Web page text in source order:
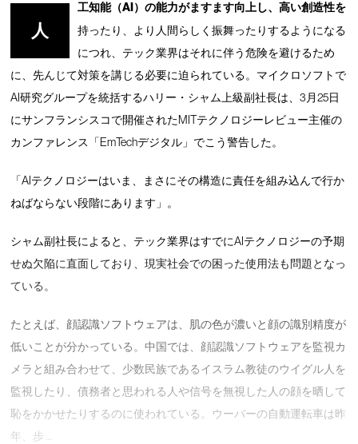
人
工知能（AI）の能力がますます向上し、高い創造性を
持ったり、より人間らしく振舞ったりするようになる
につれ、テック業界はそれに伴う危険を避けるため
に、先んじて対策を講じる必要に迫られている。マイクロソフトで
AI研究グループを統括するハリー・シャム上級副社長は、3月25日
にサンフランシスコで開催されたMITテクノロジーレビュー主催の
カンファレンス「EmTechデジタル」でこう警告した。
「AIテクノロジーはいま、まさにその構造に責任を組み込んで行か
ねばならない段階にあります」。
シャム副社長によると、テック業界はすでにAIテクノロジーの予期
せぬ欠陥に直面しており、現実社会での困った使用法も問題となっ
ている。
たとえば、顔認識ソフトウェアは、肌の色が濃いと顔の識別精度が
低いことが分かっている。中国では、顔認識ソフトウェアを監視カ
メラと組み合わせて、少数民族であるイスラム教徒のウイグル人を
監視したり、債務者と思われる人や信号を無視した人の顔を晒して
恥をかかせたりするのに使われている。ウーバーの自動運転車は昨
年、歩 …